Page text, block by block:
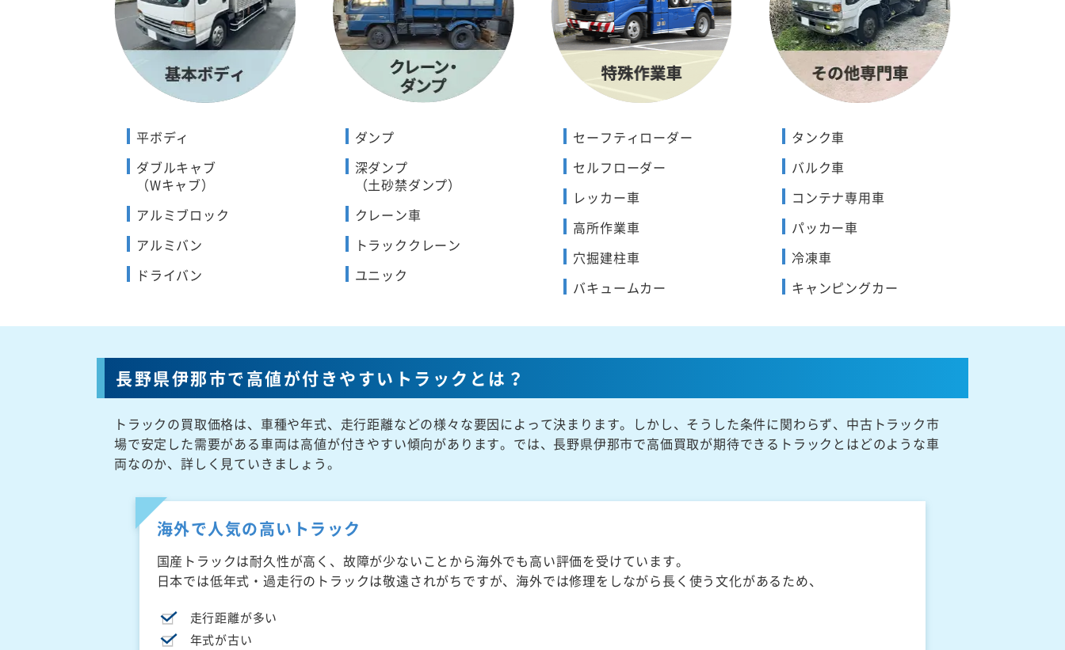
平ボディ
ダブルキャブ
（Wキャブ）
アルミブロック
アルミバン
ドライバン
ダンプ
深ダンプ
（土砂禁ダンプ）
クレーン車
トラッククレーン
ユニック
セーフティローダー
セルフローダー
レッカー車
高所作業車
穴掘建柱車
バキュームカー
タンク車
バルク車
コンテナ専用車
パッカー車
冷凍車
キャンピングカー
長野県伊那市で高値が付きやすいトラックとは？
トラックの買取価格は、車種や年式、走行距離などの様々な要因によって決まります。しかし、そうした条件に関わらず、中古トラック市
場で安定した需要がある車両は高値が付きやすい傾向があります。では、長野県伊那市で高価買取が期待できるトラックとはどのような車
両なのか、詳しく見ていきましょう。
海外で人気の高いトラック
国産トラックは耐久性が高く、故障が少ないことから海外でも高い評価を受けています。
日本では低年式・過走行のトラックは敬遠されがちですが、海外では修理をしながら長く使う文化があるため、
走行距離が多い
年式が古い